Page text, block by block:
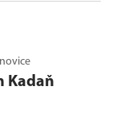
Kadaň